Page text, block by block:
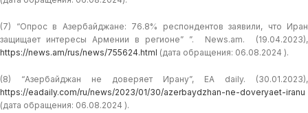
(7) “Опрос в Азербайджане: 76.8% респондентов заявили, что Иран
защищает интересы Армении в регионе” ”. News.am. (19.04.2023),
https://news.am/rus/news/755624.html (дата обращения: 06.08.2024 ).
(8) “Азербайджан не доверяет Ирану”, EA daily. (30.01.2023),
https://eadaily.com/ru/news/2023/01/30/azerbaydzhan-ne-doveryaet-iranu
(дата обращения: 06.08.2024 ).